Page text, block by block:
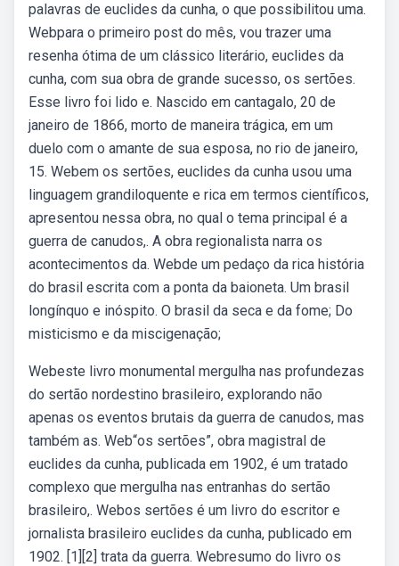
palavras de euclides da cunha, o que possibilitou uma.
Webpara o primeiro post do mês, vou trazer uma
resenha ótima de um clássico literário, euclides da
cunha, com sua obra de grande sucesso, os sertões.
Esse livro foi lido e. Nascido em cantagalo, 20 de
janeiro de 1866, morto de maneira trágica, em um
duelo com o amante de sua esposa, no rio de janeiro,
15. Webem os sertões, euclides da cunha usou uma
linguagem grandiloquente e rica em termos científicos,
apresentou nessa obra, no qual o tema principal é a
guerra de canudos,. A obra regionalista narra os
acontecimentos da. Webde um pedaço da rica história
do brasil escrita com a ponta da baioneta. Um brasil
longínquo e inóspito. O brasil da seca e da fome; Do
misticismo e da miscigenação;
Webeste livro monumental mergulha nas profundezas
do sertão nordestino brasileiro, explorando não
apenas os eventos brutais da guerra de canudos, mas
também as. Web“os sertões”, obra magistral de
euclides da cunha, publicada em 1902, é um tratado
complexo que mergulha nas entranhas do sertão
brasileiro,. Webos sertões é um livro do escritor e
jornalista brasileiro euclides da cunha, publicado em
1902. [1][2] trata da guerra. Webresumo do livro os